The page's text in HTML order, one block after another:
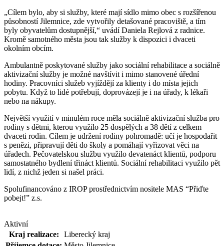
„Cílem bylo, aby si služby, které mají sídlo mimo obec s rozšířenou
působností Jilemnice, zde vytvořily detašované pracoviště, a tím
byly obyvatelům dostupnější,“ uvádí Daniela Rejlová z radnice.
Kromě samotného města jsou tak služby k dispozici i dvaceti
okolním obcím.
Ambulantně poskytované služby jako sociální rehabilitace a sociálně
aktivizační služby je možné navštívit i mimo stanovené úřední
hodiny. Pracovníci služeb vyjíždějí za klienty i do místa jejich
pobytu. Když to lidé potřebují, doprovázejí je i na úřady, k lékaři
nebo na nákupy.
Největší využití v minulém roce měla sociálně aktivizační služba pro
rodiny s dětmi, kterou využilo 25 dospělých a 38 dětí z celkem
dvaceti rodin. Cílem je udržení rodiny pohromadě: učí je hospodařit
s penězi, připravují děti do školy a pomáhají vyřizovat věci na
úřadech. Pečovatelskou službu využilo devatenáct klientů, podporu
samostatného bydlení třináct klientů. Sociální rehabilitaci využilo pět
lidí, z nichž jeden si našel práci.
Spolufinancováno z IROP prostřednictvím nositele MAS “Přiďte
pobejt!” z.s.
Aktivní
Kraj realizace:
Liberecký kraj